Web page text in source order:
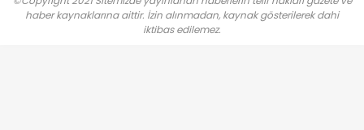
haber kaynaklarına aittir. İzin alınmadan, kaynak gösterilerek dahi
iktibas edilemez.